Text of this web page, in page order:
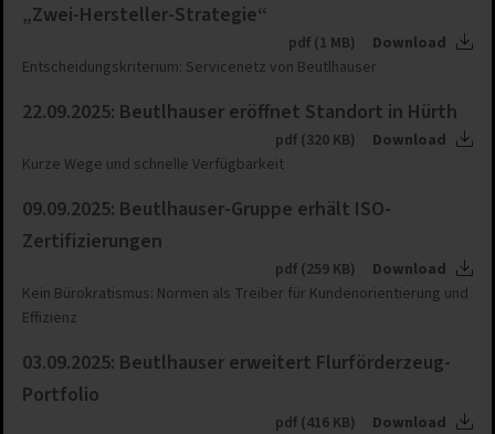
„Zwei-Hersteller-Strategie“
pdf (1 MB)
Download
Entscheidungskriterium: Servicenetz von Beutlhauser
22.09.2025: Beutlhauser eröffnet Standort in Hürth
pdf (320 KB)
Download
Kurze Wege und schnelle Verfügbarkeit
09.09.2025: Beutlhauser-Gruppe erhält ISO-
Zertifizierungen
pdf (259 KB)
Download
Kein Bürokratismus: Normen als Treiber für Kundenorientierung und
Effizienz
03.09.2025: Beutlhauser erweitert Flurförderzeug-
Portfolio
pdf (416 KB) Download